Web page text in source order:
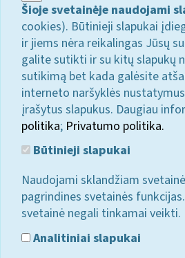
Šioje svetainėje naudojami
cookies). Būtinieji slapukai
ir jiems nėra reikalingas Jūsų
galite sutikti ir su kitų slapukų
sutikimą bet kada galėsite
interneto naršyklės
įrašytus slapukus. Daugiau
politika; Privatumo politika.
Būtinieji slapukai
Naudojami sklandžiam
pagrindines svetainės
svetainė negali tinkamai veikti.
Analitiniai slapukai